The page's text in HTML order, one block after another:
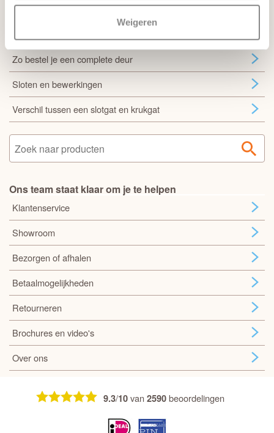
Weigeren
Inmeten en montage
Zo bestel je een complete deur
Sloten en bewerkingen
Verschil tussen een slotgat en krukgat
Ons team staat klaar om je te helpen
Klantenservice
Showroom
Bezorgen of afhalen
Betaalmogelijkheden
Retourneren
Brochures en video's
Over ons
9.3/10van2590beoordelingen